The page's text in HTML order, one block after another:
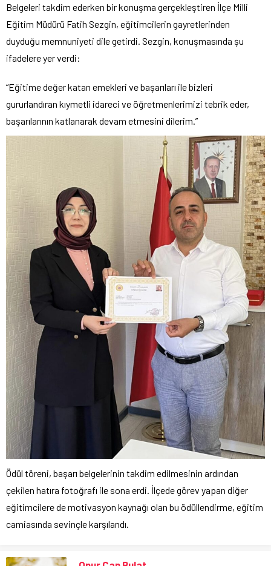
Belgeleri takdim ederken bir konuşma gerçekleştiren İlçe Milli
Eğitim Müdürü Fatih Sezgin, eğitimcilerin gayretlerinden
duyduğu memnuniyeti dile getirdi. Sezgin, konuşmasında şu
ifadelere yer verdi:
“Eğitime değer katan emekleri ve başarıları ile bizleri
gururlandıran kıymetli idareci ve öğretmenlerimizi tebrik eder,
başarılarının katlanarak devam etmesini dilerim.”
Ödül töreni, başarı belgelerinin takdim edilmesinin ardından
çekilen hatıra fotoğrafı ile sona erdi. İlçede görev yapan diğer
eğitimcilere de motivasyon kaynağı olan bu ödüllendirme, eğitim
camiasında sevinçle karşılandı.